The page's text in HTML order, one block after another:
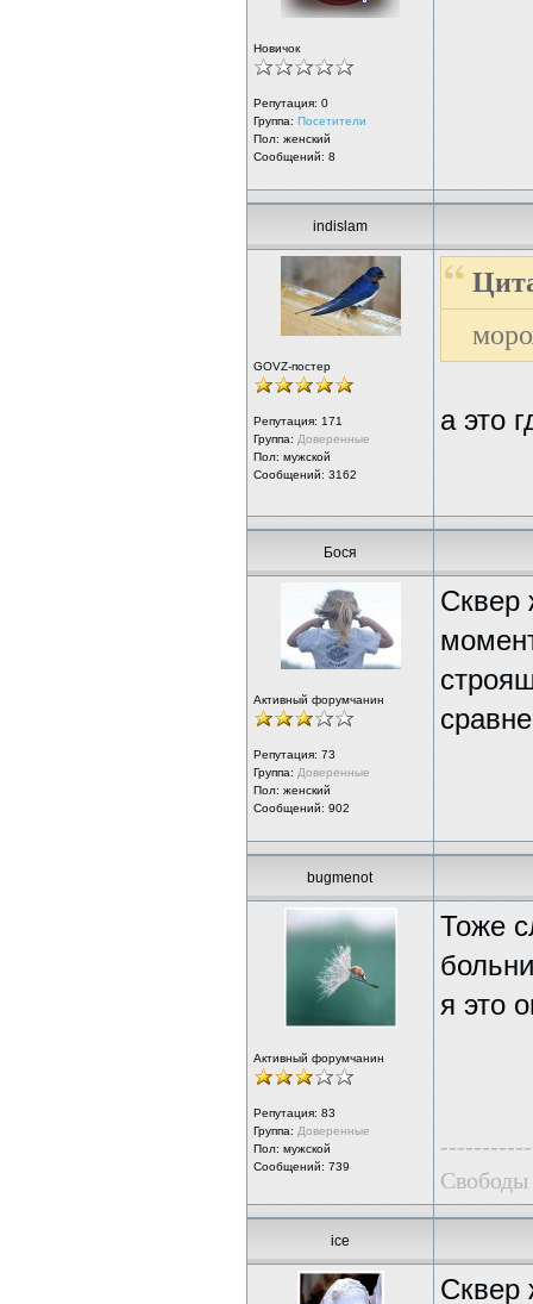
Новичок
Репутация: 0
Группа: Посетители
Пол: женский
Сообщений: 8
indislam
GOVZ-постер
Репутация: 171
Группа: Доверенные
Пол: мужской
Сообщений: 3162
а это
Бося
Активный форумчанин
Репутация: 73
Группа: Доверенные
Пол: женский
Сообщений: 902
Сквер
bugmenot
Активный форумчанин
Репутация: 83
Группа: Доверенные
Пол: мужской
Сообщений: 739
Тоже
я это
Свободы
ice
Сквер